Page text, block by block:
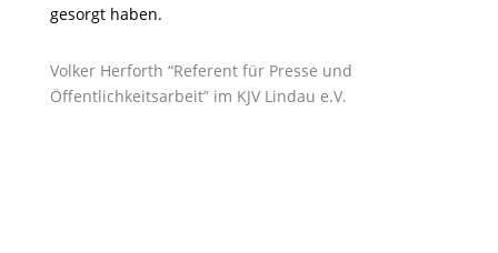
gesorgt haben.
Volker Herforth “Referent für Presse und
Öffentlichkeitsarbeit” im KJV Lindau e.V.